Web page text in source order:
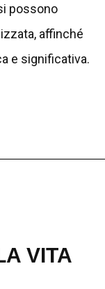
possono
affinché
e significativa.
VITA